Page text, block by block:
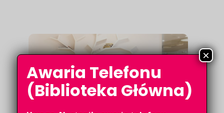
Awaria Telefonu
(Biblioteka Główna)
×